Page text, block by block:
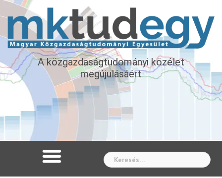
A közgazdaságtudományi közélet
megújulásáért